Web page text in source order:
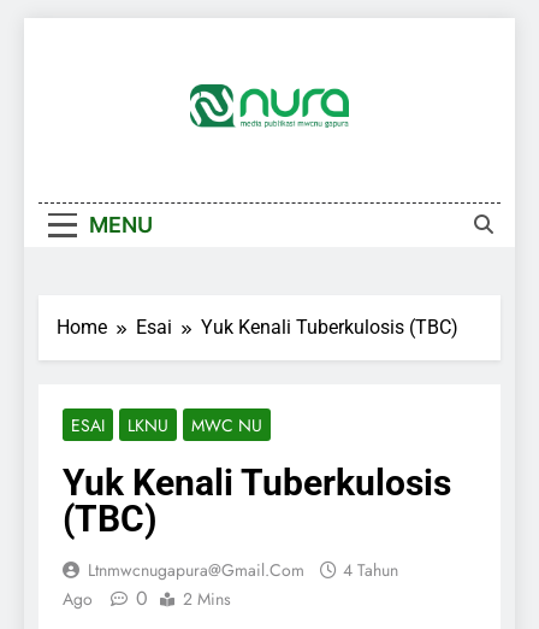
MENU
Home Esai Yuk Kenali Tuberkulosis (TBC)
ESAI LKNU MWC NU
Yuk Kenali Tuberkulosis
(TBC)
Ltnmwcnugapura@gmail.com
4 Tahun
Ago
0 2 Mins